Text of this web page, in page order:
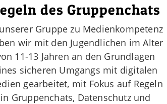
des Gruppenchats
Gruppe zu Medienkompetenz
wir mit den Jugendlichen im Alter
11-13 Jahren an den Grundlagen
sicheren Umgangs mit digitalen
gearbeitet, mit Fokus auf Regeln
in Gruppenchats, Datenschutz und